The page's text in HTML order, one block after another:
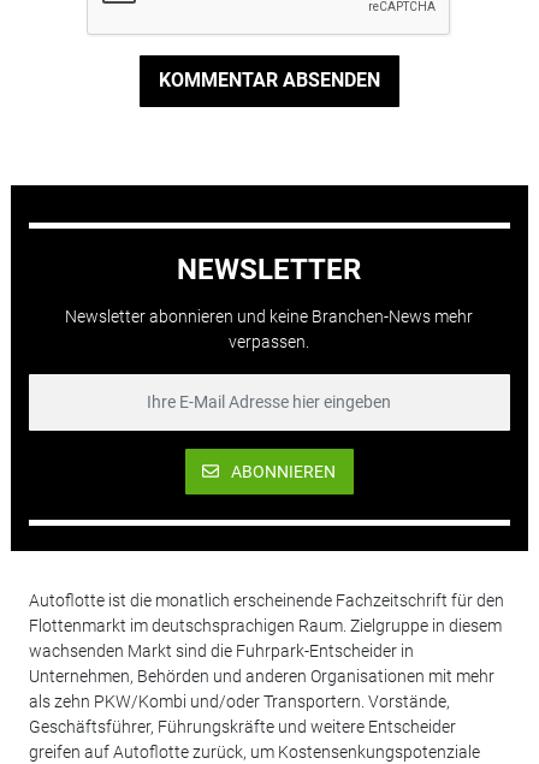
KOMMENTAR ABSENDEN
NEWSLETTER
Newsletter abonnieren und keine Branchen-News mehr
verpassen.
ABONNIEREN
Autoflotte ist die monatlich erscheinende Fachzeitschrift für den
Flottenmarkt im deutschsprachigen Raum. Zielgruppe in diesem
wachsenden Markt sind die Fuhrpark-Entscheider in
Unternehmen, Behörden und anderen Organisationen mit mehr
als zehn PKW/Kombi und/oder Transportern. Vorstände,
Geschäftsführer, Führungskräfte und weitere Entscheider
greifen auf Autoflotte zurück, um Kostensenkungspotenziale